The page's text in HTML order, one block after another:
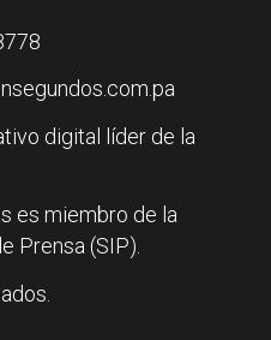
digital líder de la
es miembro de la
Prensa (SIP).